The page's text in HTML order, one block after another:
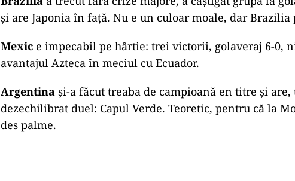
și are Japonia în față. Nu e un culoar moale, dar
Mexic e impecabil pe hârtie: trei victorii, golaveraj 6-0,
avantajul Azteca în meciul cu Ecuador.
Argentina și-a făcut treaba de campioană en titre și
dezechilibrat duel: Capul Verde. Teoretic, pentru că la
des palme.